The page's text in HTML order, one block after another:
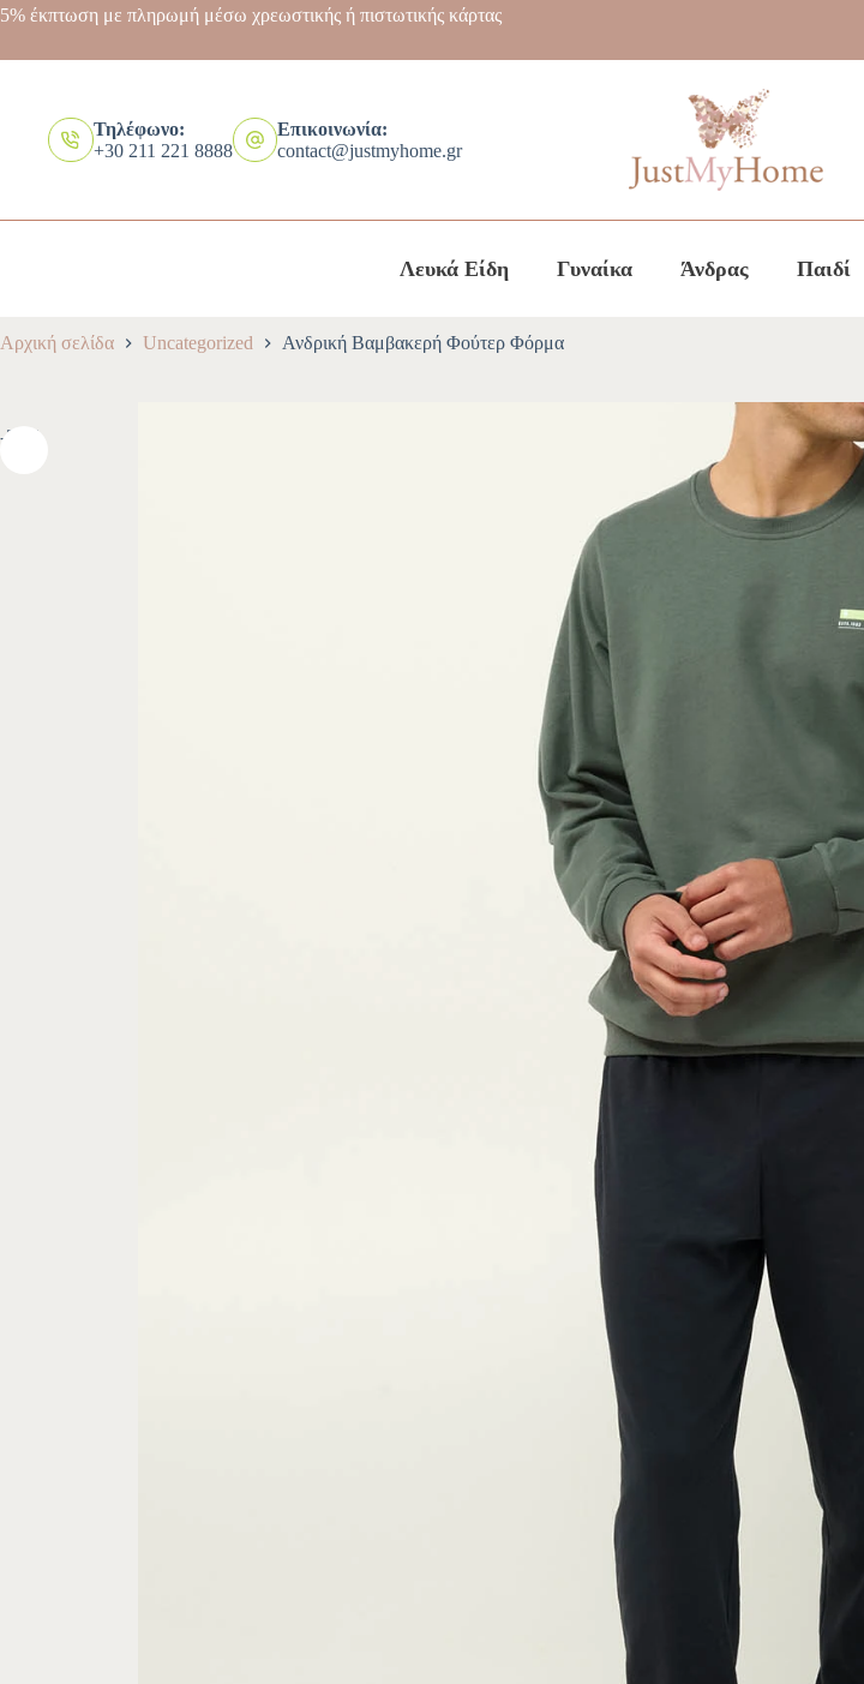
5% έκπτωση με πληρωμή μέσω χρεωστικής ή πιστωτικής κάρτας
Τηλέφωνο:
+30 211 221 8888
Επικοινωνία:
contact@justmyhome.gr
Λευκά Είδη Γυναίκα Άνδρας Παιδί
Αρχική σελίδα Uncategorized Ανδρική Βαμβακερή Φούτερ Φόρμα
-30%